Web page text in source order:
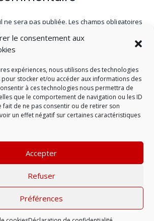
le consentement aux
expériences, nous utilisons des technologies
stocker et/ou accéder aux informations des
à ces technologies nous permettra de
que le comportement de navigation ou les ID
fait de ne pas consentir ou de retirer son
un effet négatif sur certaines caractéristiques
Accepter
Refuser
Préférences
ne sera pas publiée. Les champs obligatoires
| © 2022 |Politique de
confidentialité